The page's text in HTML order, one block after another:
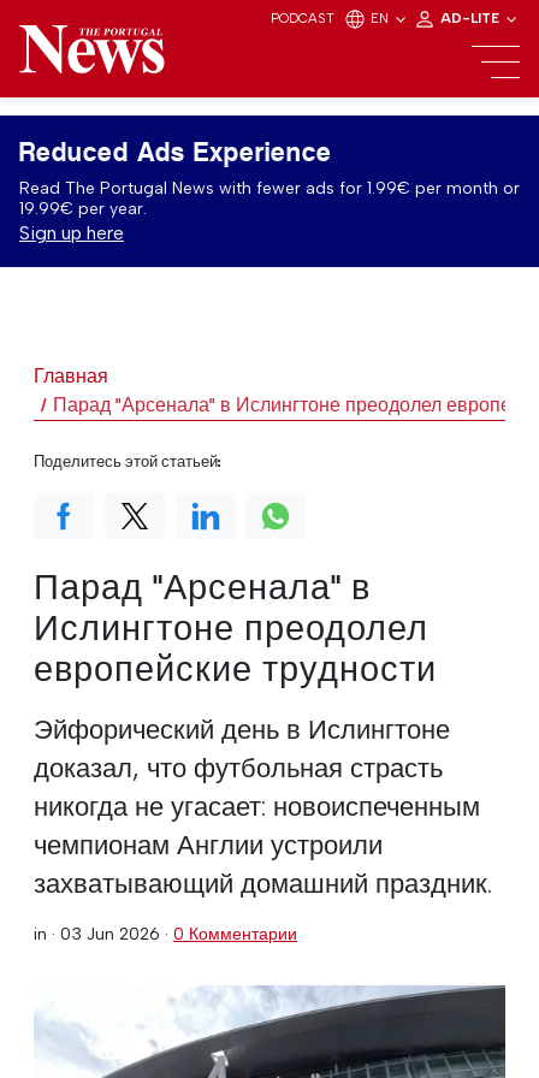
PODCAST EN AD-LITE
Reduced Ads Experience
Read The Portugal News with fewer ads for 1.99€ per month or
19.99€ per year.
Sign up here
Главная
Парад "Арсенала" в Ислингтоне преодолел
Парад "Арсенала" в
Ислингтоне преодолел
европейские трудности
Эйфорический день в Ислингтоне
доказал, что футбольная страсть
никогда не угасает: новоиспеченным
чемпионам Англии устроили
захватывающий домашний праздник.
in · 03 Jun 2026 · 0 Комментарии
Поделитесь этой статьей: